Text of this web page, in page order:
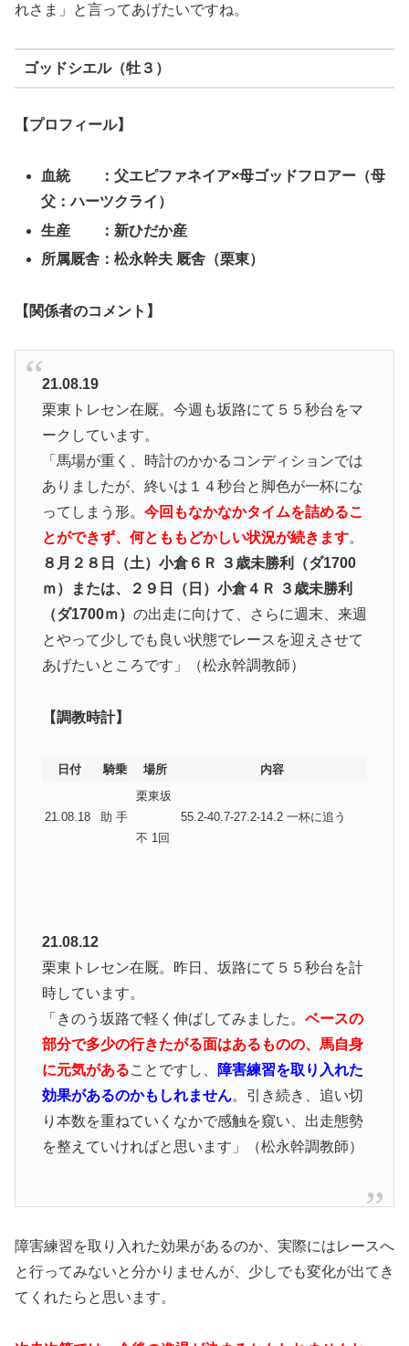
れさま」と言ってあげたいですね。
ゴッドシエル（牡３）
【プロフィール】
血統 ：父エピファネイア×母ゴッドフロアー（母
父：ハーツクライ）
生産 ：新ひだか産
所属厩舎：松永幹夫 厩舎（栗東）
【関係者のコメント】
21.08.19
栗東トレセン在厩。今週も坂路にて５５秒台をマ
ークしています。
「馬場が重く、時計のかかるコンディションでは
ありましたが、終いは１４秒台と脚色が一杯にな
ってしまう形。 今回もなかなかタイムを詰めるこ
とができず、何とももどかしい状況が続きます。
８月２８日（土）小倉６Ｒ ３歳未勝利（ダ1700
ｍ）または、２９日（日）小倉４Ｒ ３歳未勝利
（ダ1700ｍ） の出走に向けて、さらに週末、来週
とやって少しでも良い状態でレースを迎えさせて
あげたいところです」（松永幹調教師）
【調教時計】
日付 騎乗 場所 内容
21.08.18 助 手
栗東坂
不 1回
55.2-40.7-27.2-14.2 一杯に追う
21.08.12
栗東トレセン在厩。昨日、坂路にて５５秒台を計
時しています。
「きのう坂路で軽く伸ばしてみました。 ベースの
部分で多少の行きたがる面はあるものの、馬自身
に元気があることですし、
障害練習を取り入れた
効果があるのかもしれません。引き続き、追い切
り本数を重ねていくなかで感触を窺い、出走態勢
を整えていければと思います」（松永幹調教師）
障害練習を取り入れた効果があるのか、実際にはレースへ
と行ってみないと分かりませんが、少しでも変化が出てき
てくれたらと思います。